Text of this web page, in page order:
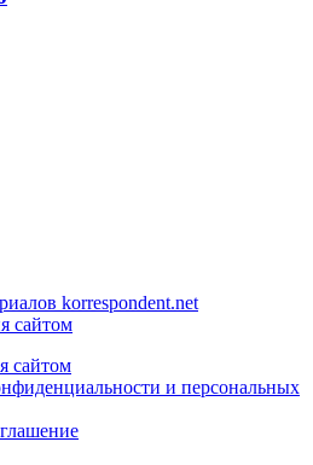
korrespondent.net
сайтом
сайтом
и персональных